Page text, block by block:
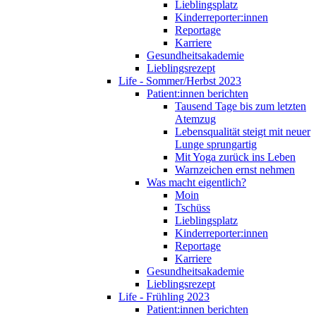
Lieblingsplatz
Kinderreporter:innen
Reportage
Karriere
Gesundheitsakademie
Lieblingsrezept
Life - Sommer/Herbst 2023
Patient:innen berichten
Tausend Tage bis zum letzten
Atemzug
Lebensqualität steigt mit neuer
Lunge sprungartig
Mit Yoga zurück ins Leben
Warnzeichen ernst nehmen
Was macht eigentlich?
Moin
Tschüss
Lieblingsplatz
Kinderreporter:innen
Reportage
Karriere
Gesundheitsakademie
Lieblingsrezept
Life - Frühling 2023
Patient:innen berichten